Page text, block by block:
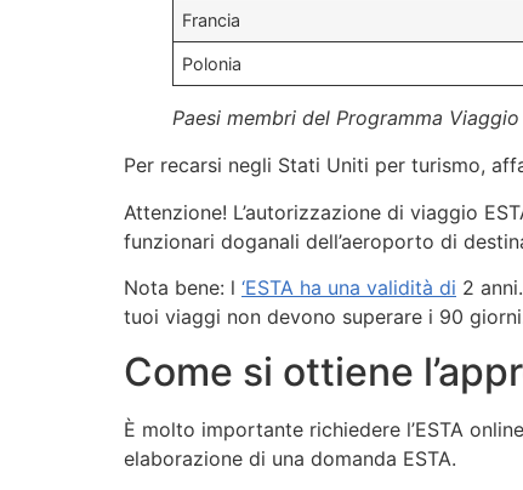
Francia
Polonia
Paesi membri del Programma
Per recarsi negli Stati Uniti per turismo,
Attenzione! L’autorizzazione di viaggio
funzionari doganali dell’aeroporto di
Nota bene: l ‘ESTA ha una validità di 2
tuoi viaggi non devono superare i 90
Come si ottiene
È molto importante richiedere l’ESTA
elaborazione di una domanda ESTA.